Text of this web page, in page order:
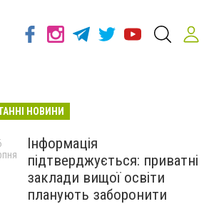
НОВИНИ
Інформація
підтверджується: приватні
заклади вищої освіти
планують заборонити